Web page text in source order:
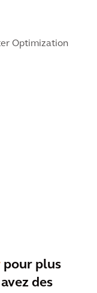
Optimization
pour plus
des